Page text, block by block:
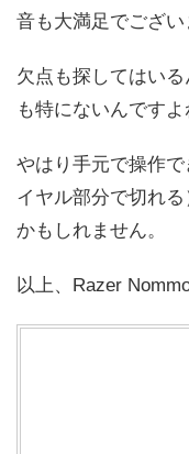
音も大満足でござい
欠点も探してはい
も特にないんですよ
やはり手元で操作
イヤル部分で切れ
かもしれません。
以上、Razer